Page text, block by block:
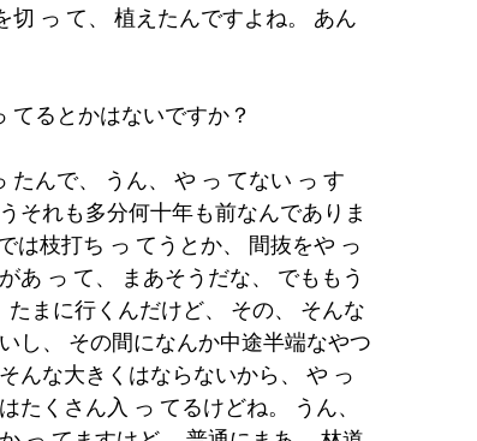
っ て、 植えたんですよね。 あん
てるとかはないですか？
んで、 うん、 や っ てない っ す
それも多分何十年も前なんでありま
は枝打ち っ てうとか、 間抜をや っ
あ っ て、 まあそうだな、 でももう
まに行くんだけど、 その、 そんな
し、 その間になんか中途半端なやつ
んな大きくはならないから、 や っ
くさん入 っ てるけどね。 うん、